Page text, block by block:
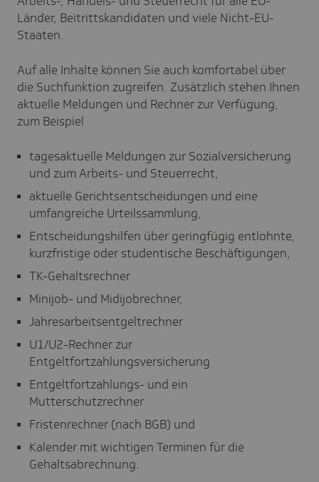
Länder, Beitrittskandidaten und viele Nicht-EU-
Staaten.
Auf alle Inhalte können Sie auch komfortabel über
die Suchfunktion zugreifen. Zusätzlich stehen Ihnen
aktuelle Meldungen und Rechner zur Verfügung,
zum Beispiel
tagesaktuelle Meldungen zur Sozialversicherung
und zum Arbeits- und Steuerrecht,
aktuelle Gerichtsentscheidungen und eine
umfangreiche Urteilssammlung,
Entscheidungshilfen über geringfügig entlohnte,
kurzfristige oder studentische Beschäftigungen,
TK-Gehaltsrechner
Minijob- und Midijobrechner,
Jahresarbeitsentgeltrechner
U1/U2-Rechner zur
Entgeltfortzahlungsversicherung
Entgeltfortzahlungs- und ein
Mutterschutzrechner
Fristenrechner (nach BGB) und
Kalender mit wichtigen Terminen für die
Gehaltsabrechnung.